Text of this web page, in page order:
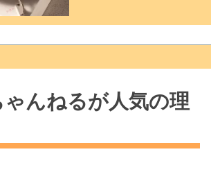
んねるが人気の理